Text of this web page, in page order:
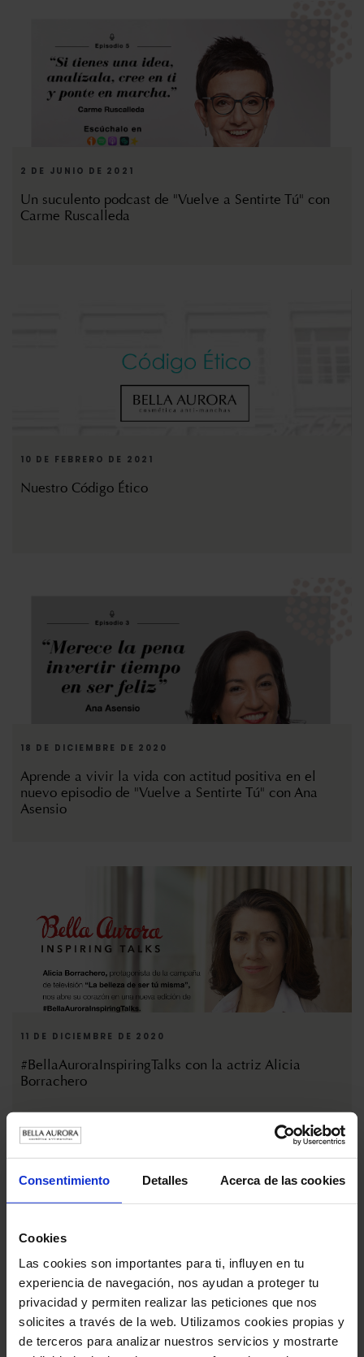
Consentimiento Detalles Acerca de las cookies
Cookies
Las cookies son importantes para ti, influyen en tu
experiencia de navegación, nos ayudan a proteger tu
privacidad y permiten realizar las peticiones que nos
solicites a través de la web. Utilizamos cookies propias y
de terceros para analizar nuestros servicios y mostrarte
2 DE JUNIO DE 2021
Un suculento podcast de "Vuelve a Sentirte Tú" con
Carme Ruscalleda
10 DE FEBRERO DE 2021
Nuestro Código Ético
18 DE DICIEMBRE DE 2020
Aprende a vivir la vida con actitud positiva en el
nuevo episodio de "Vuelve a Sentirte Tú" con Ana
Asensio
11 DE DICIEMBRE DE 2020
#BellaAuroraInspiringTalks con la actriz Alicia
Borrachero
20 DE NOVIEMBRE DE 2020